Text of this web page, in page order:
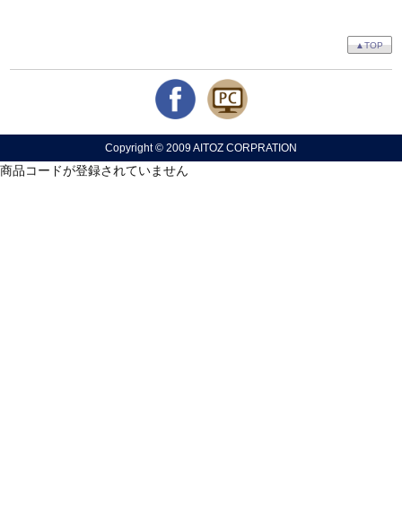
▲TOP
Copyright © 2009 AITOZ CORPRATION
商品コードが登録されていません